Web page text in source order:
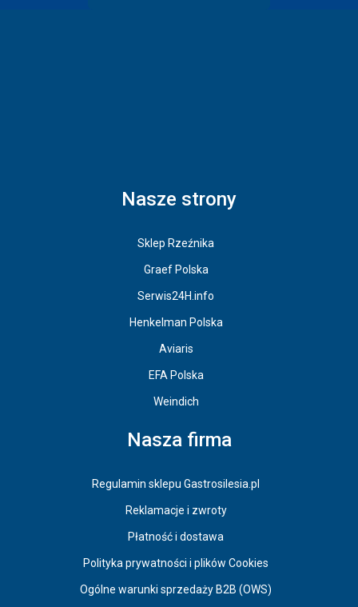
Nasze strony
Sklep Rzeźnika
Graef Polska
Serwis24H.info
Henkelman Polska
Aviaris
EFA Polska
Weindich
Nasza firma
Regulamin sklepu Gastrosilesia.pl
Reklamacje i zwroty
Płatność i dostawa
Polityka prywatności i plików Cookies
Ogólne warunki sprzedaży B2B (OWS)